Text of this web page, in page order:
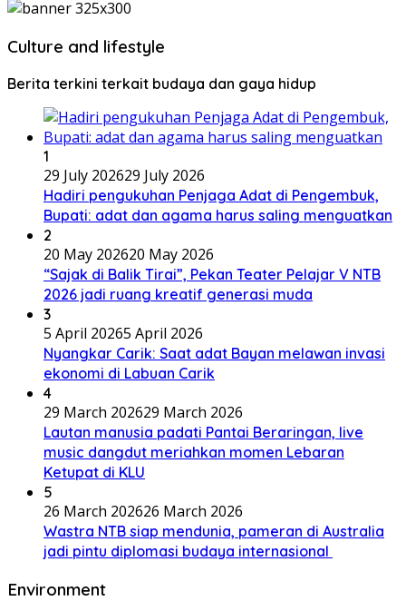
Culture and lifestyle
Berita terkini terkait budaya dan gaya hidup
1
29 July 202629 July 2026
Hadiri pengukuhan Penjaga Adat di Pengembuk,
Bupati: adat dan agama harus saling menguatkan
2
20 May 202620 May 2026
“Sajak di Balik Tirai”, Pekan Teater Pelajar V NTB
2026 jadi ruang kreatif generasi muda
3
5 April 20265 April 2026
Nyangkar Carik: Saat adat Bayan melawan invasi
ekonomi di Labuan Carik
4
29 March 202629 March 2026
Lautan manusia padati Pantai Beraringan, live
music dangdut meriahkan momen Lebaran
Ketupat di KLU
5
26 March 202626 March 2026
Wastra NTB siap mendunia, pameran di Australia
jadi pintu diplomasi budaya internasional
Environment